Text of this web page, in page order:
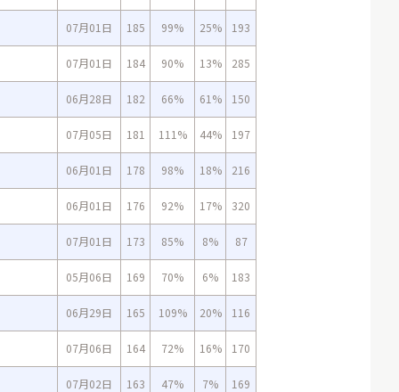
07月01日 185 99% 25% 193
07月01日 184 90% 13% 285
06月28日 182 66% 61% 150
07月05日 181 111% 44% 197
06月01日 178 98% 18% 216
06月01日 176 92% 17% 320
07月01日 173 85% 8% 87
05月06日 169 70% 6% 183
06月29日 165 109% 20% 116
07月06日 164 72% 16% 170
07月02日 163 47% 7% 169